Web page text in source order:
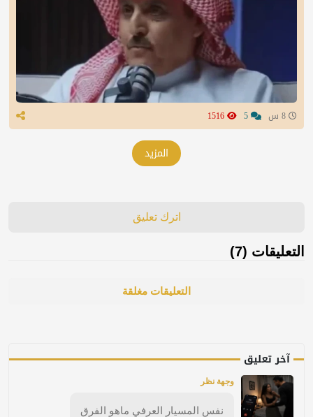
المزيد
اترك تعليق
التعليقات (7)
التعليقات مغلقة
آخر تعليق
وجهة نظر
نفس المسيار العرفي ماهو الفرق